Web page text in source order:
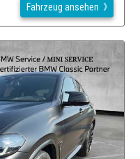
Fahrzeug ansehen